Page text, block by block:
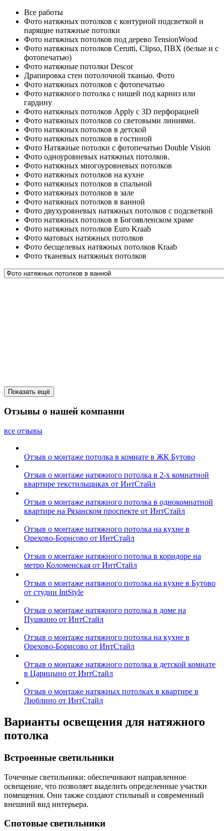
Все работы
Фото натяжных потолков с контурной подсветкой и
парящие натяжные потолки
Фото натяжных потолков под дерево TensionWood
Фото натяжных потолков Cerutti, Clipso, ПВХ (белые и с
фотопечатью)
Фото натяжные потолки Descor
Драпировка стен потолочной тканью. Фото
Фото натяжных потолков с фотопечатью
Фото натяжного потолка с нишей под карниз или
гардину
Фото натяжных потолков Apply с 3D перфорацией
Фото натяжных потолков со световыми линиями.
Фото натяжных потолков в детской
Фото натяжных потолков в гостиной
Фото Натяжные потолки с фотопечатью Double Vision
Фото одноуровневых натяжных потолков.
Фото натяжных многоуровневых потолков
Фото натяжных потолков на кухне
Фото натяжных потолков в спальной
Фото натяжных потолков в зале
Фото натяжных потолков в ванной
Фото двухуровневых натяжных потолков с подсветкой
Фото натяжных потолков в Богоявленском храме
Фото натяжных потолков Euro Kraab
Фото матовых натяжных потолков
Фото бесщелевых натяжных потолков Kraab
Фото тканевых натяжных потолков
Показать ещё
Отзывы о нашей компании
все отзывы
Отзыв о монтаже потолка в комнате в ЖК Бутово
Отзыв о монтаже натяжного потолка в 2-х комнатной
квартире текстильщиках от ИнтСтайл
Отзыв о монтаже натяжного потолка в однокомнатной
квартире на Рязанском проспекте от ИнтСтайл
Отзыв о монтаже натяжного потолка на кухне в
Орехово-Борисово от ИнтСтайл
Отзыв о монтаже натяжного потолка в коридоре на
метро Коломенская от ИнтСтайл
Отзыв о монтаже натяжного потолка на кухне в Бутово
от студии IntStyle
Отзыв о монтаже натяжного потолка в доме на
Пушкино от ИнтСтайл
Отзыв о монтаже натяжного потолка на кухне в
Орехово-Борисово от ИнтСтайл
Отзыв о монтаже натяжного потолка в детской комнате
в Царицыно от ИнтСтайл
Отзыв о монтаже натяжных потолках в квартире в
Люблино от ИнтСтайл
Варианты освещения для натяжного
потолка
Встроенные светильники
Точечные светильники: обеспечивают направленное
освещение, что позволяет выделить определенные участки
помещения. Они также создают стильный и современный
внешний вид интерьера.
Спотовые светильники